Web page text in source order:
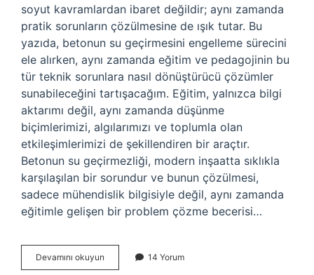
soyut kavramlardan ibaret değildir; aynı zamanda
pratik sorunların çözülmesine de ışık tutar. Bu
yazıda, betonun su geçirmesini engelleme sürecini
ele alırken, aynı zamanda eğitim ve pedagojinin bu
tür teknik sorunlara nasıl dönüştürücü çözümler
sunabileceğini tartışacağım. Eğitim, yalnızca bilgi
aktarımı değil, aynı zamanda düşünme
biçimlerimizi, algılarımızı ve toplumla olan
etkileşimlerimizi de şekillendiren bir araçtır.
Betonun su geçirmezliği, modern inşaatta sıklıkla
karşılaşılan bir sorundur ve bunun çözülmesi,
sadece mühendislik bilgisiyle değil, aynı zamanda
eğitimle gelişen bir problem çözme becerisi…
Devamını okuyun Betonun
su
14 Yorum